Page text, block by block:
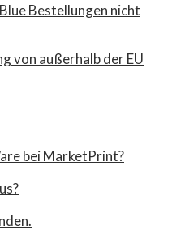
Bestellungen nicht
von außerhalb der EU
bei MarketPrint?